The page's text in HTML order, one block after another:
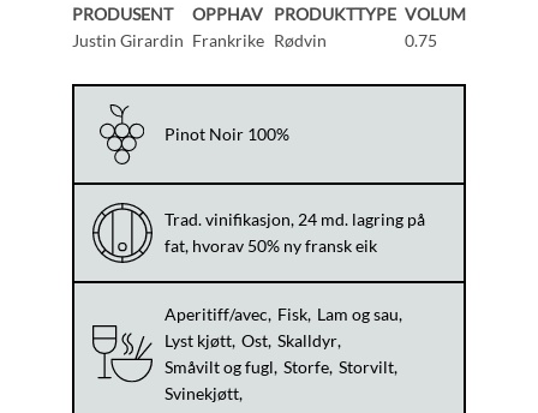
PRODUSENT
Justin Girardin
OPPHAV
Frankrike
PRODUKTTYPE
Rødvin
VOLUM
0.75
Pinot Noir 100%
Trad. vinifikasjon, 24 md. lagring på
fat, hvorav 50% ny fransk eik
Aperitiff/avec Fisk Lam og sau
Lyst kjøtt Ost Skalldyr
Småvilt og fugl Storfe Storvilt
Svinekjøtt